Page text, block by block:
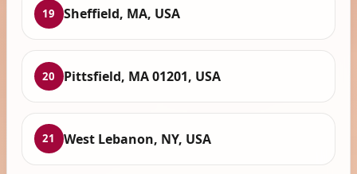
19 Sheffield, MA, USA
20 Pittsfield, MA 01201, USA
21 West Lebanon, NY, USA